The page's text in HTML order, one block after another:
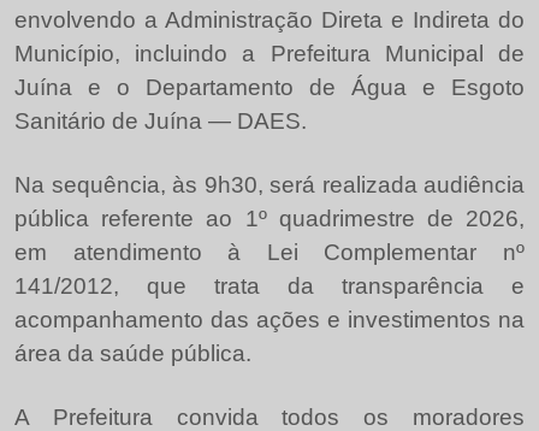
envolvendo a Administração Direta e Indireta do
Município, incluindo a Prefeitura Municipal de
Juína e o Departamento de Água e Esgoto
Sanitário de Juína — DAES.
Na sequência, às 9h30, será realizada audiência
pública referente ao 1º quadrimestre de 2026,
em atendimento à Lei Complementar nº
141/2012, que trata da transparência e
acompanhamento das ações e investimentos na
área da saúde pública.
A Prefeitura convida todos os moradores